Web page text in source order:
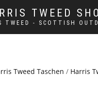
TWEED
TWEED - SCOTTISH
Tweed Taschen / Harris